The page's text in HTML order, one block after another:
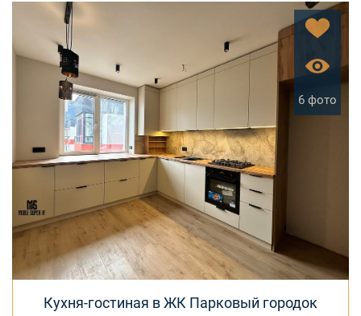
Кухня-гостиная в ЖК Парковый городок
6 фото